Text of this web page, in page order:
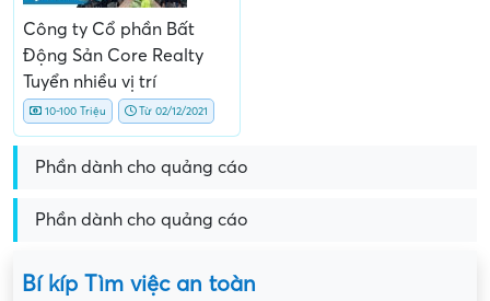
Công ty Cổ phần Bất
Động Sản Core Realty
Tuyển nhiều vị trí
10-100 Triệu Từ 02/12/2021
Phần dành cho quảng cáo
Phần dành cho quảng cáo
Bí kíp Tìm việc an toàn